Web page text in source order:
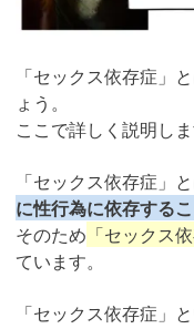
「セックス依存症」
ょう。
ここで詳しく説明しま
「セックス依存症」
に性行為に依存する
そのため 「セックス
ています。
「セックス依存症」